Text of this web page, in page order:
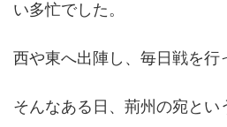
い多忙でした。
西や東へ出陣し、毎日戦を行
そんなある日、荊州の宛とい